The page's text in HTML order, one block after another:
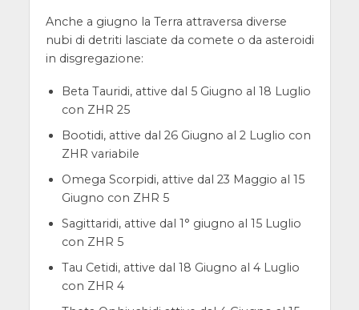
Anche a giugno la Terra attraversa diverse
nubi di detriti lasciate da comete o da asteroidi
in disgregazione:
Beta Tauridi, attive dal 5 Giugno al 18 Luglio
con ZHR 25
Bootidi, attive dal 26 Giugno al 2 Luglio con
ZHR variabile
Omega Scorpidi, attive dal 23 Maggio al 15
Giugno con ZHR 5
Sagittaridi, attive dal 1° giugno al 15 Luglio
con ZHR 5
Tau Cetidi, attive dal 18 Giugno al 4 Luglio
con ZHR 4